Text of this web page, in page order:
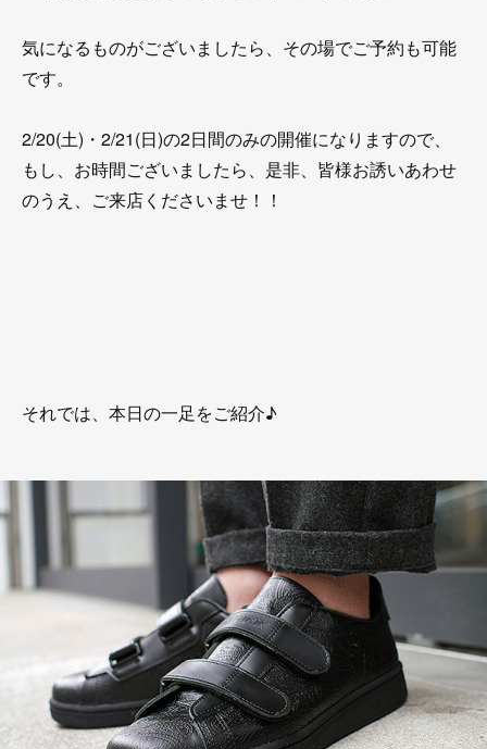
気になるものがございましたら、その場でご予約も可能
です。
2/20(土)・2/21(日)の2日間のみの開催になりますので、
もし、お時間ございましたら、是非、皆様お誘いあわせ
のうえ、ご来店くださいませ！！
それでは、本日の一足をご紹介♪